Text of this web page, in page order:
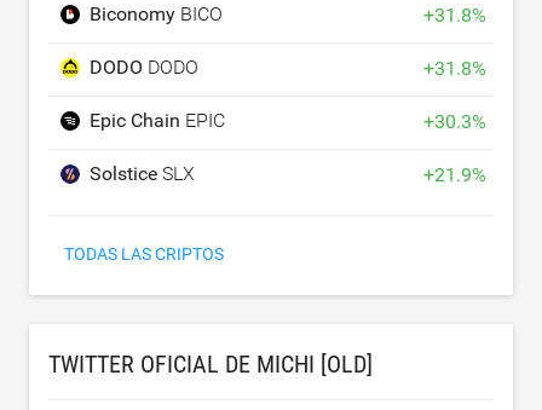
Biconomy BICO +31.8%
DODO DODO +31.8%
Epic Chain EPIC +30.3%
Solstice SLX +21.9%
TODAS LAS CRIPTOS
TWITTER OFICIAL DE MICHI [OLD]